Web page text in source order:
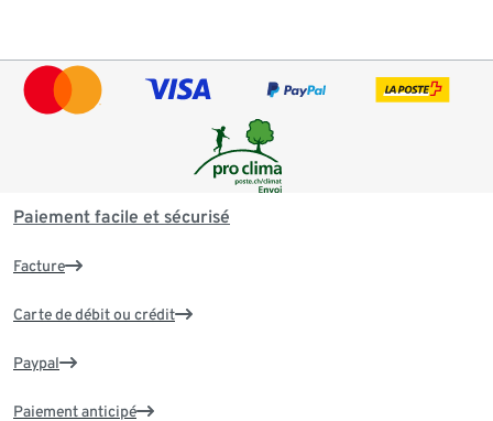
Paiement facile et sécurisé
Facture
Carte de débit ou crédit
Paypal
Paiement anticipé